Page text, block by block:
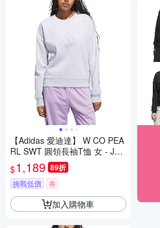
【Adidas 愛迪達】 W CO PEA
RL SWT 圓領長袖T恤 女 - JM4
208
$1,189 89折
挑戰低價 券
加入購物車